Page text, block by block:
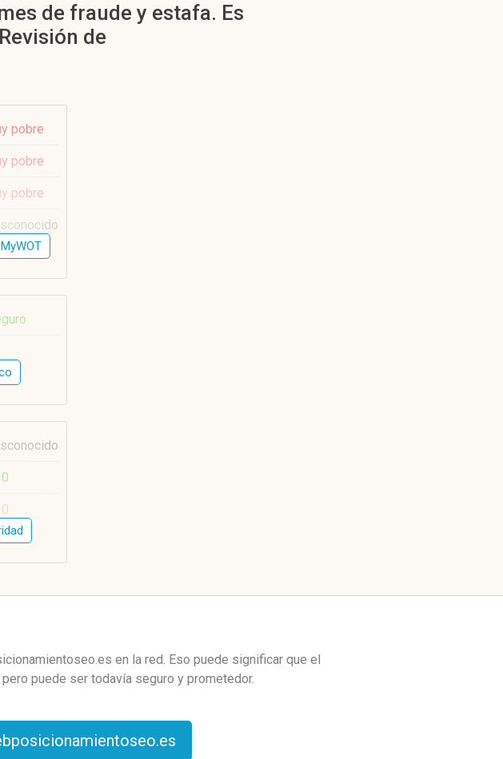
de fraude y estafa. Es
de
pobre
pobre
pobre
0
0
en la red. Eso puede significar que el
puede ser todavía seguro y prometedor.